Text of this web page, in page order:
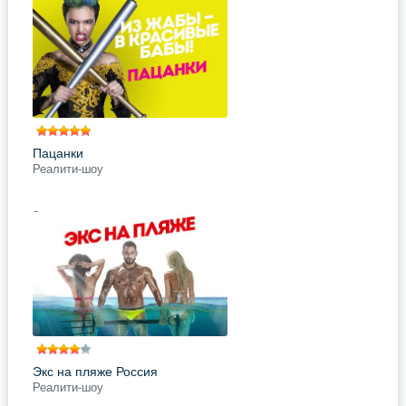
многие пары, но большинство из
них боится сделать этот шаг.
Проект «Реальное усыновление»
рассказывает о семьях, которые
подробнее
Поделись с друзьями
Пацанки
Реалити-шоу
Золушки не курят, или сказка на
новый лад в шоу «Пацанки». Как,
однажды, сказала идейный
вдохновитель феминистского
движения Симона де Бовуар:
подробнее
Поделись с друзьями
Экс на пляже Россия
Реалити-шоу